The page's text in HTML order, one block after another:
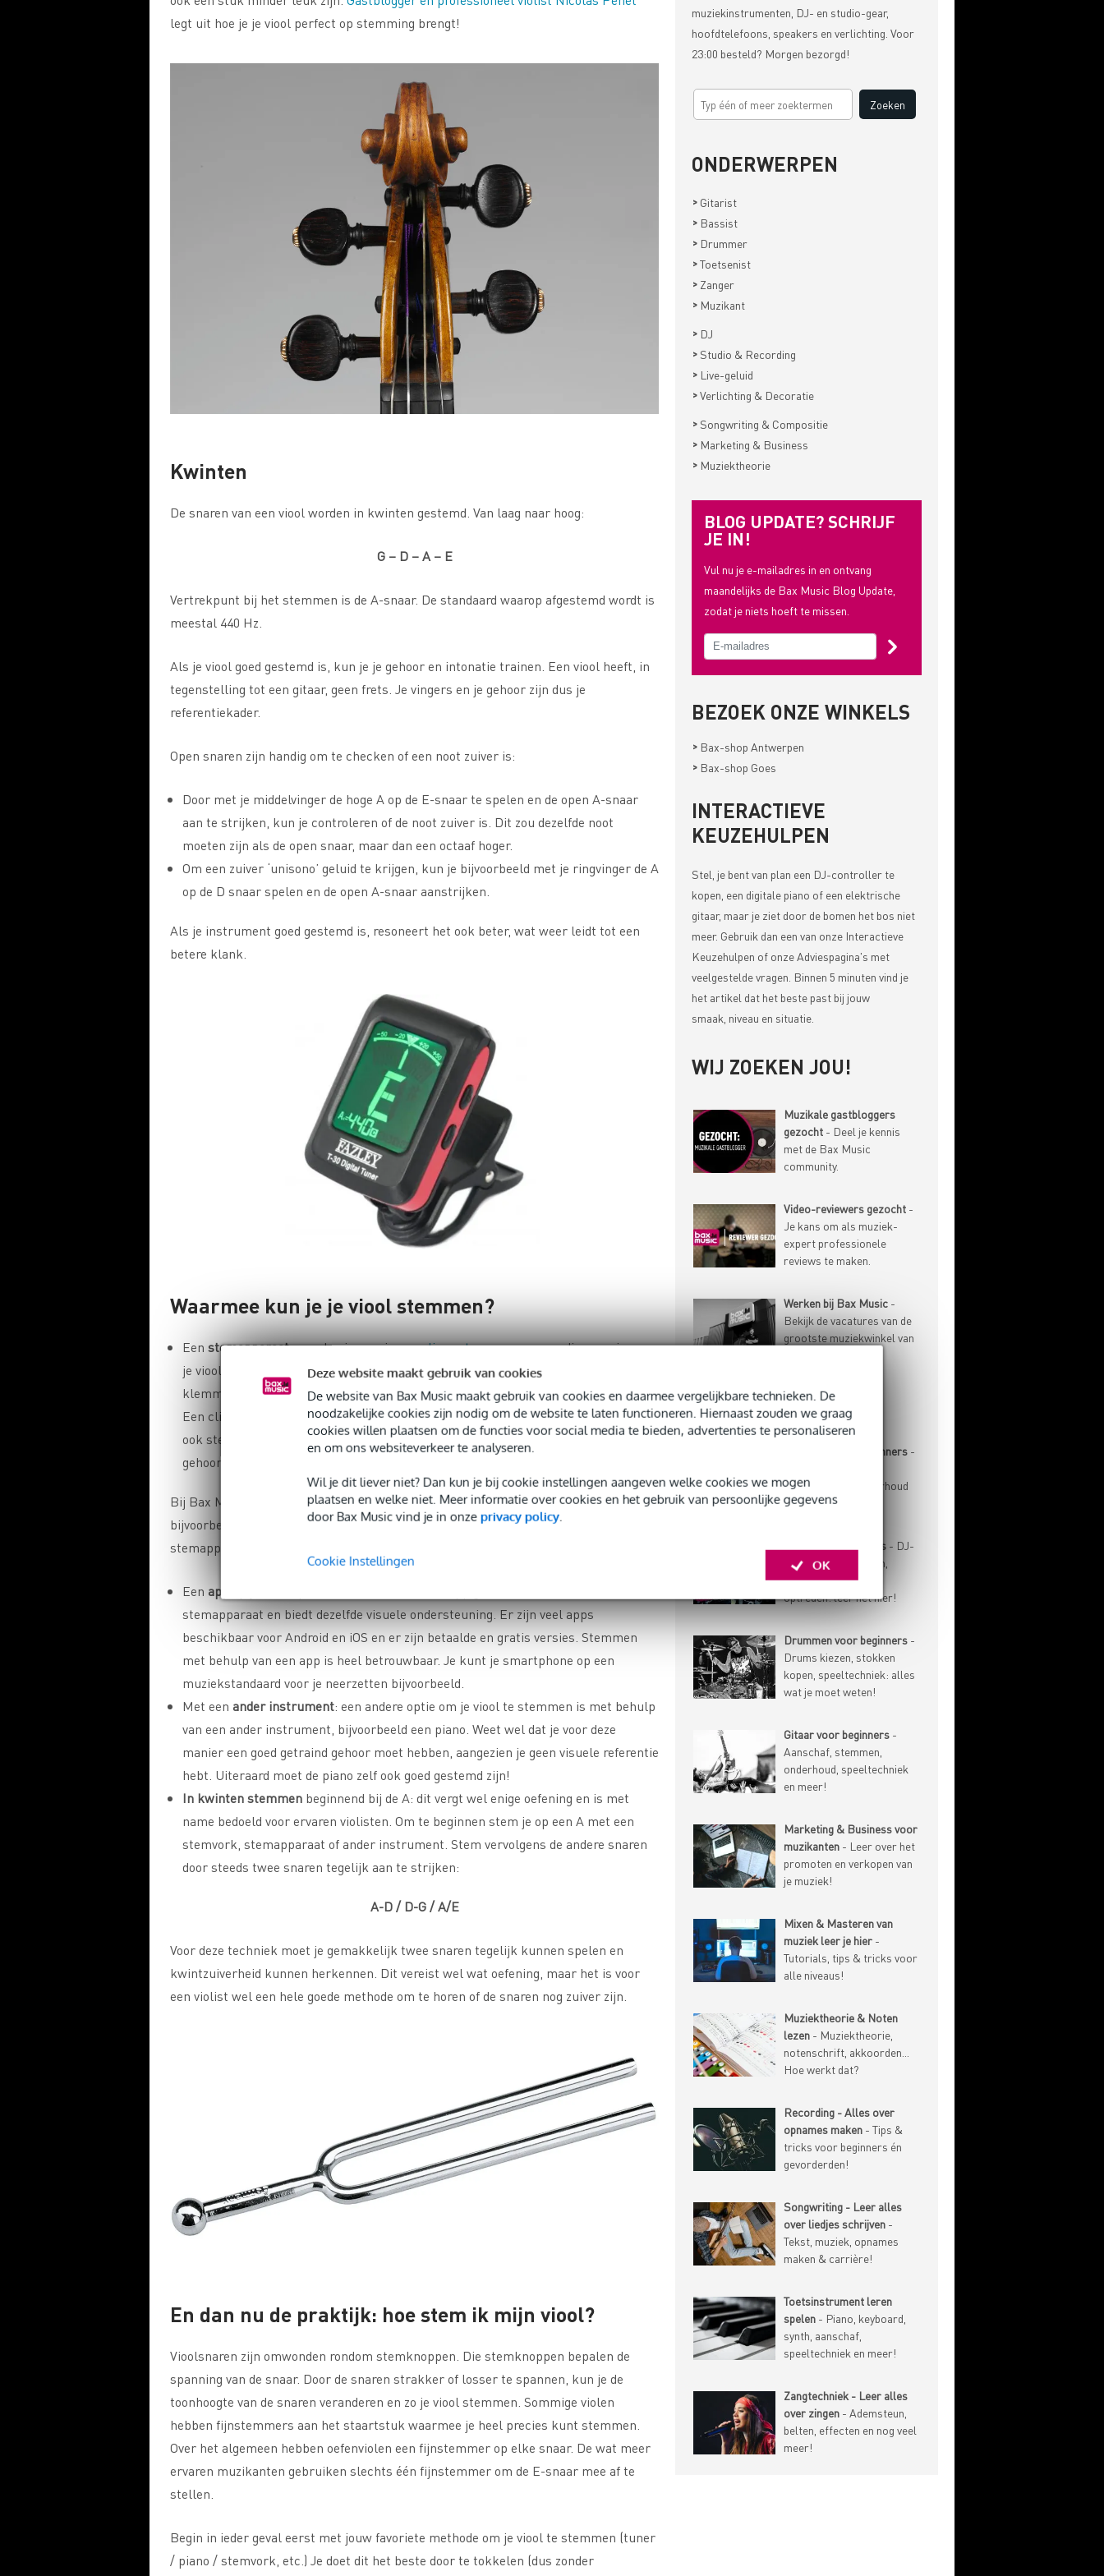
Deze website maakt gebruik van cookies
De website van Bax Music maakt gebruik van cookies en daarmee vergelijkbare technieken. De
noodzakelijke cookies zijn nodig om de website te laten functioneren. Hiernaast zouden we graag
cookies willen plaatsen om de functies voor social media te bieden, advertenties te personaliseren
en om ons websiteverkeer te analyseren.
Wil je dit liever niet? Dan kun je bij cookie instellingen aangeven welke cookies we mogen
plaatsen en welke niet. Meer informatie over cookies en het gebruik van persoonlijke gegevens
door Bax Music vind je in onze privacy policy.
OK
Cookie Instellingen
legt uit hoe je je viool perfect op stemming brengt!
Kwinten
De snaren van een viool worden in kwinten gestemd. Van laag naar hoog:
G – D – A – E
Vertrekpunt bij het stemmen is de A-snaar. De standaard waarop afgestemd wordt is
meestal 440 Hz.
Als je viool goed gestemd is, kun je je gehoor en intonatie trainen. Een viool heeft, in
tegenstelling tot een gitaar, geen frets. Je vingers en je gehoor zijn dus je
referentiekader.
Open snaren zijn handig om te checken of een noot zuiver is:
Door met je middelvinger de hoge A op de E-snaar te spelen en de open A-snaar
aan te strijken, kun je controleren of de noot zuiver is. Dit zou dezelfde noot
moeten zijn als de open snaar, maar dan een octaaf hoger.
Om een zuiver ‘unisono’ geluid te krijgen, kun je bijvoorbeeld met je ringvinger de A
op de D snaar spelen en de open A-snaar aanstrijken.
Als je instrument goed gestemd is, resoneert het ook beter, wat weer leidt tot een
betere klank.
Waarmee kun je je viool stemmen?
Een stemapparaat: voor beginners iseen clip-on tunereen eenvoudige manier om
je viool accuraat te stemmen. Dit kleine apparaatje kun je aan de kop van je viool
klemmen of voor je neerzetten en geeft aan of de noot die je speelt zuiver is of niet.
Een clip-on tuner geeft visuele ondersteuning bij het stemmen. Tegelijkertijd ga je
ook steeds makkelijker de toonhoogtes van elke snaar herkennen en kun je zo je
gehoor trainen.
Bij Bax Music heb je een ruime keus aan stemapparaten. DeFazley T-30
bijvoorbeeld, is heel eenvoudig in gebruik. Maar er zijn nog veel meer
stemapparaten. Zo zijn er bijvoorbeeld
Een app
stemapparaat en biedt dezelfde visuele ondersteuning. Er zijn veel apps
beschikbaar voor Android en iOS en er zijn betaalde en gratis versies. Stemmen
met behulp van een app is heel betrouwbaar. Je kunt je smartphone op een
muziekstandaard voor je neerzetten bijvoorbeeld.
Met een ander instrument: een andere optie om je viool te stemmen is met behulp
van een ander instrument, bijvoorbeeld een piano. Weet wel dat je voor deze
manier een goed getraind gehoor moet hebben, aangezien je geen visuele referentie
hebt. Uiteraard moet de piano zelf ook goed gestemd zijn!
In kwinten stemmen beginnend bij de A: dit vergt wel enige oefening en is met
name bedoeld voor ervaren violisten. Om te beginnen stem je op een A met een
stemvork, stemapparaat of ander instrument. Stem vervolgens de andere snaren
door steeds twee snaren tegelijk aan te strijken:
A-D / D-G / A/E
Voor deze techniek moet je gemakkelijk twee snaren tegelijk kunnen spelen en
kwintzuiverheid kunnen herkennen. Dit vereist wel wat oefening, maar het is voor
een violist wel een hele goede methode om te horen of de snaren nog zuiver zijn.
En dan nu de praktijk: hoe stem ik mijn viool?
Vioolsnaren zijn omwonden rondom stemknoppen. Die stemknoppen bepalen de
spanning van de snaar. Door de snaren strakker of losser te spannen, kun je de
toonhoogte van de snaren veranderen en zo je viool stemmen. Sommige violen
hebben fijnstemmers aan het staartstuk waarmee je heel precies kunt stemmen.
Over het algemeen hebben oefenviolen een fijnstemmer op elke snaar. De wat meer
ervaren muzikanten gebruiken slechts één fijnstemmer om de E-snaar mee af te
stellen.
Begin in ieder geval eerst met jouw favoriete methode om je viool te stemmen (tuner
/ piano / stemvork, etc.) Je doet dit het beste door te tokkelen (dus zonder
muziekinstrumenten, DJ- en studio-gear,
hoofdtelefoons, speakers en verlichting. Voor
23:00 besteld? Morgen bezorgd!
ONDERWERPEN
> Gitarist
> Bassist
> Drummer
>Toetsenist
> Zanger
> Muzikant
> DJ
> Studio & Recording
> Live-geluid
>Verlichting & Decoratie
> Songwriting & Compositie
> Marketing & Business
> Muziektheorie
BLOG UPDATE? SCHRIJF
JE IN!
Vul nu je e-mailadres in en ontvang
maandelijks de Bax Music Blog Update,
zodat je niets hoeft te missen.
BEZOEK ONZE WINKELS
> Bax-shop Antwerpen
> Bax-shop Goes
INTERACTIEVE
KEUZEHULPEN
Stel, je bent van plan een DJ-controller te
kopen, een digitale piano of een elektrische
gitaar, maar je ziet door de bomen het bos niet
meer. Gebruik dan een van onze Interactieve
Keuzehulpen of onze Adviespagina's met
veelgestelde vragen . Binnen 5 minuten vind je
het artikel dat het beste past bij jouw
smaak, niveau en situatie.
WIJ ZOEKEN JOU!
Muzikale gastbloggers
gezocht - Deel je kennis
met de Bax Music
community.
Video-reviewers gezocht -
Je kans om als muziek-
expert professionele
reviews te maken.
Werken bij Bax Music -
Bekijk de vacatures van de
grootste muziekwinkel van
TOP-ARTIKELEN
Basgitaar voor beginners -
speeltechniek, onderhoud
en meer!
DJ'en voor beginners - DJ-
techniek, gear kiezen,
muziek verzamelen,
optreden: leer het hier!
Drummen voor beginners -
Drums kiezen, stokken
kopen, speeltechniek: alles
wat je moet weten!
Gitaar voor beginners -
Aanschaf, stemmen,
onderhoud, speeltechniek
en meer!
Marketing & Business voor
muzikanten - Leer over het
promoten en verkopen van
je muziek!
Mixen & Masteren van
muziek leer je hier -
Tutorials, tips & tricks voor
alle niveaus!
Muziektheorie & Noten
lezen - Muziektheorie,
notenschrift, akkoorden...
Hoe werkt dat?
Recording - Alles over
opnames maken - Tips &
tricks voor beginners én
gevorderden!
Songwriting - Leer alles
over liedjes schrijven -
Tekst, muziek, opnames
maken & carrière!
Toetsinstrument leren
spelen - Piano, keyboard,
synth, aanschaf,
speeltechniek en meer!
Zangtechniek - Leer alles
over zingen - Ademsteun,
belten, effecten en nog veel
meer!